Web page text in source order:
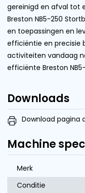
gereinigd en afval tot
Breston NB5-250
en toepassingen en
efficiëntie en precisie
activiteiten vandaag
efficiënte Breston
Downloads
Download pagina
Machine
Merk
Conditie